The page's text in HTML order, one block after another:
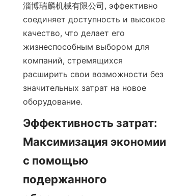
淄博瑞麟机械有限公司, эффективно
соединяет доступность и высокое
качество, что делает его
жизнеспособным выбором для
компаний, стремящихся
расширить свои возможности без
значительных затрат на новое
оборудование.
Эффективность затрат:
Максимизация экономии
с помощью
подержанного